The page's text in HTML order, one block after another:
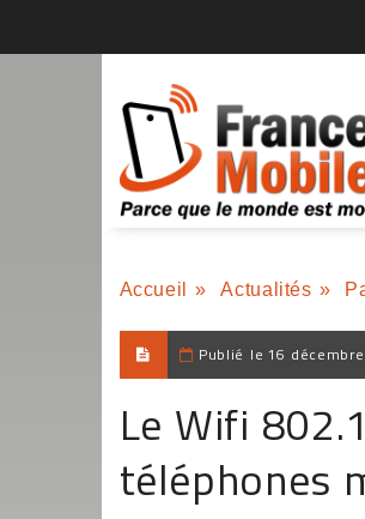
Accueil » Actualités »
Publié le 16
Le Wifi
téléphones